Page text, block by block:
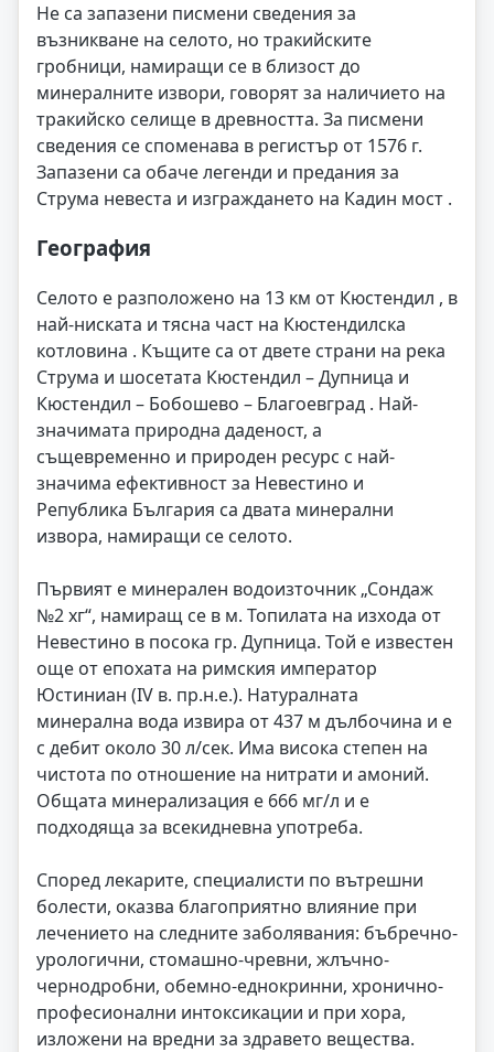
Не са запазени писмени сведения за
възникване на селото, но тракийските
гробници, намиращи се в близост до
минералните извори, говорят за наличието на
тракийско селище в древността. За писмени
сведения се споменава в регистър от 1576 г.
Запазени са обаче легенди и предания за
Струма невеста и изграждането на Кадин мост .
География
Селото е разположено на 13 км от Кюстендил , в
най-ниската и тясна част на Кюстендилска
котловина . Къщите са от двете страни на река
Струма и шосетата Кюстендил – Дупница и
Кюстендил – Бобошево – Благоевград . Най-
значимата природна даденост, а
същевременно и природен ресурс с най-
значима ефективност за Невестино и
Република България са двата минерални
извора, намиращи се селото.
Първият е минерален водоизточник „Сондаж
№2 хг“, намиращ се в м. Топилата на изхода от
Невестино в посока гр. Дупница. Той е известен
още от епохата на римския император
Юстиниан (ІV в. пр.н.е.). Натуралната
минерална вода извира от 437 м дълбочина и е
с дебит около 30 л/сек. Има висока степен на
чистота по отношение на нитрати и амоний.
Общата минерализация е 666 мг/л и е
подходяща за всекидневна употреба.
Според лекарите, специалисти по вътрешни
болести, оказва благоприятно влияние при
лечението на следните заболявания: бъбречно-
урологични, стомашно-чревни, жлъчно-
чернодробни, обемно-еднокринни, хронично-
професионални интоксикации и при хора,
изложени на вредни за здравето вещества.